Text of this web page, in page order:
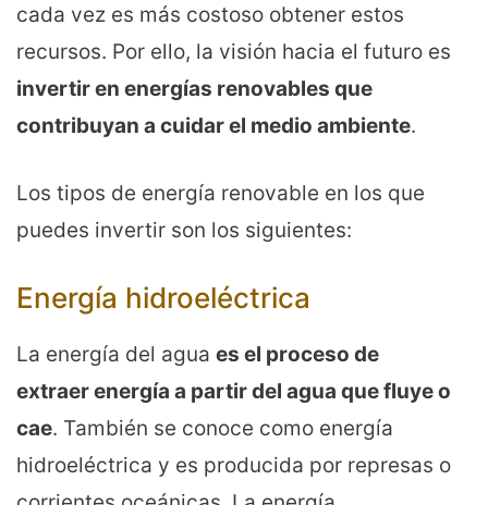
cada vez es más costoso obtener estos
recursos. Por ello, la visión hacia el futuro es
invertir en energías renovables que
contribuyan a cuidar el medio ambiente.
Los tipos de energía renovable en los que
puedes invertir son los siguientes:
Energía hidroeléctrica
La energía del agua es el proceso de
extraer energía a partirdel agua que fluye o
cae. También se conoce como energía
hidroeléctrica y es producida por represas o